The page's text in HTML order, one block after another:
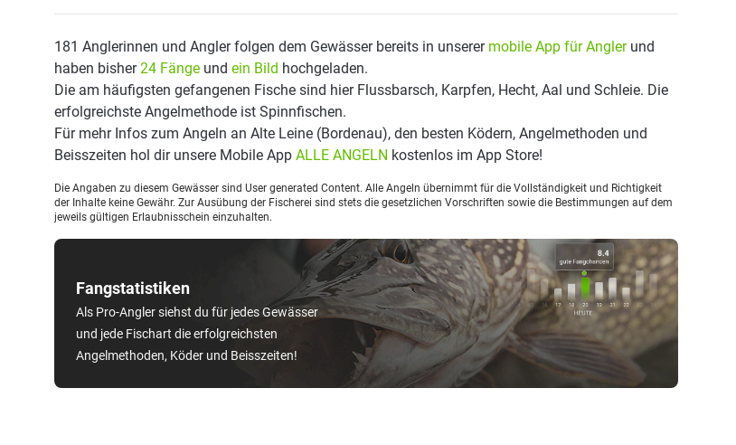
Fangstatistiken
Als Pro-Angler siehst du für jedes Gewässer
und jede Fischart die erfolgreichsten
Angelmethoden, Köder und Beisszeiten!
181 Anglerinnen und Angler folgen dem Gewässer bereits in unserer mobile App für Anglerund
haben bisher24 Fänge und ein Bild hochgeladen.
Die am häufigsten gefangenen Fische sind hier Flussbarsch, Karpfen, Hecht, Aal und Schleie. Die
erfolgreichste Angelmethode ist Spinnfischen.
Für mehr Infos zum Angeln an Alte Leine (Bordenau), den besten Ködern, Angelmethoden und
Beisszeiten hol dir unsere Mobile App ALLE ANGELN kostenlos im App Store!
Die Angaben zu diesem Gewässer sind User generated Content. Alle Angeln übernimmt für die Vollständigkeit und Richtigkeit
der Inhalte keine Gewähr. Zur Ausübung der Fischerei sind stets die gesetzlichen Vorschriften sowie die Bestimmungen auf dem
jeweils gültigen Erlaubnisschein einzuhalten.